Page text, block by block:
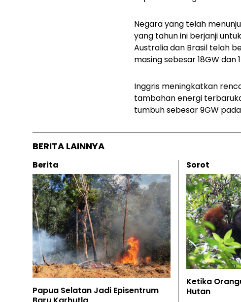
Negara yang telah
yang tahun ini berjanji
Australia dan Brasil telah
masing sebesar 18GW dan
Inggris meningkatkan
tambahan energi
tumbuh sebesar 9GW
BERITA LAINNYA
Berita
Papua Selatan Jadi Episentrum
Sorot
Ketika
Hutan